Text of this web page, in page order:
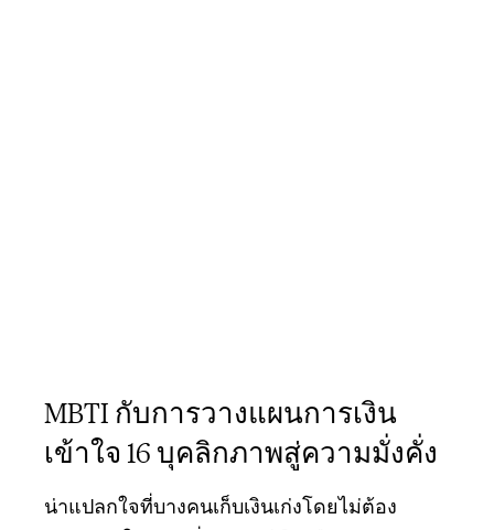
MBTI กับการวางแผนการเงิน
เข้าใจ 16 บุคลิกภาพสู่ความมั่งคั่ง
น่าแปลกใจที่บางคนเก็บเงินเก่งโดยไม่ต้อง